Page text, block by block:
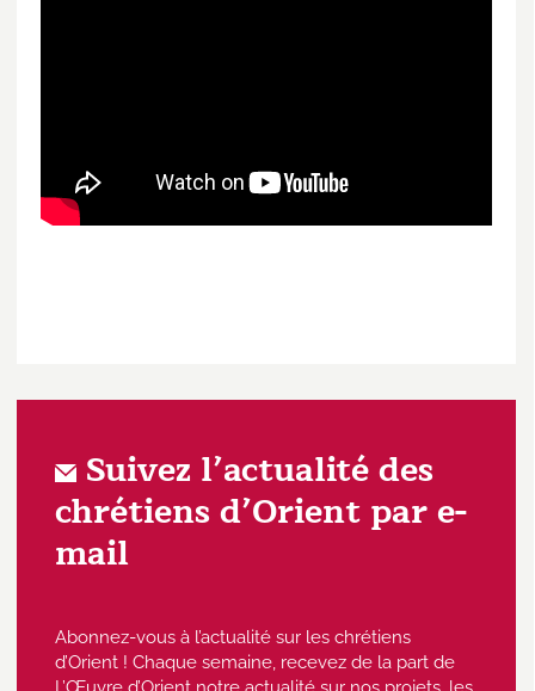
Suivez l’actualité des
chrétiens d’Orient par e-
mail
Abonnez-vous à l’actualité sur les chrétiens
d’Orient ! Chaque semaine, recevez de la part de